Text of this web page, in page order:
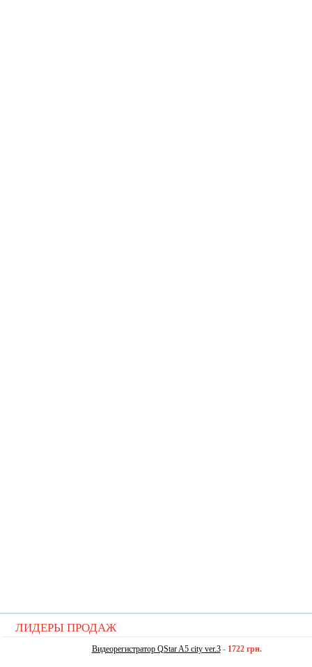
ЛИДЕРЫ ПРОДАЖ
Видеорегистратор QStar A5 city ver.3- 1722 грн.